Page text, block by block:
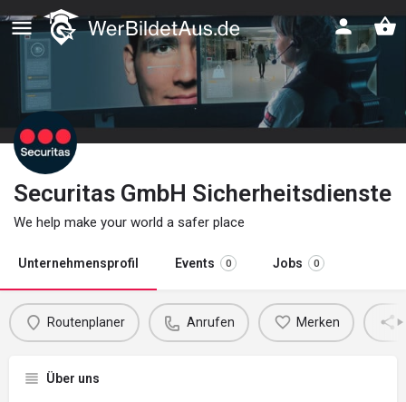
Securitas GmbH Sicherheitsdienste
We help make your world a safer place
Unternehmensprofil Events 0 Jobs 0
Routenplaner Anrufen Merken
Über uns